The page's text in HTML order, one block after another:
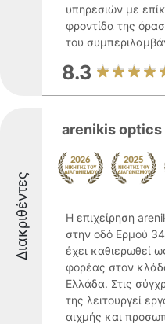
υπηρεσιών με
φροντίδα της
του
8.3
Διακριθέντες
arenikis optics
Η επιχείρηση
στην οδό Ερμού
έχει καθιερωθεί
φορέας στον
Ελλάδα. Στις
της λειτουργεί
αιχμής και